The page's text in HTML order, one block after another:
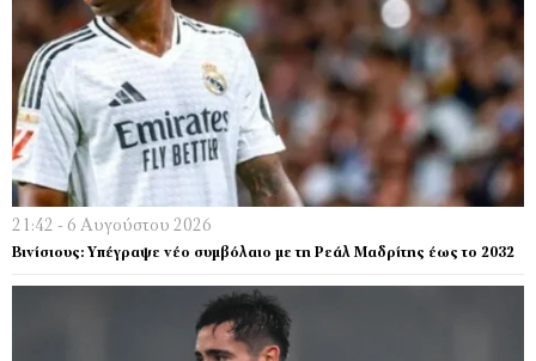
21:42 - 6 Αυγούστου 2026
Βινίσιους: Υπέγραψε νέο συμβόλαιο με τη Ρεάλ Μαδρίτης έως το 2032